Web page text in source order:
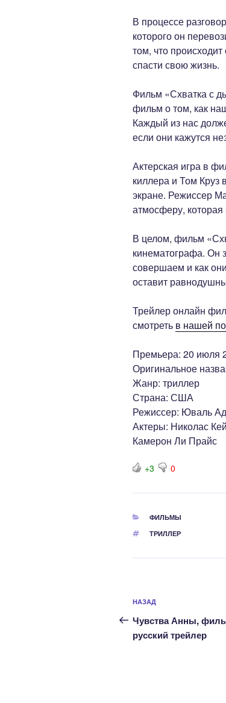
В процессе
которого он
том, что
спасти свою жизнь.
Фильм «Схватка с
фильм о том, как
Каждый из нас
если они кажутся
Актерская игра в
киллера и Том
экране. Режиссер
атмосферу, которая
В целом, фильм
кинематографа. Он
совершаем и как
оставит
Трейлер онлайн
смотреть в нашей
Премьера: 20 июля
Оригинальное
Жанр: триллер
Страна: США
Режиссер: Юваль
Актеры: Николас
Камерон Ли Прайс
+3 0
РУБРИКИ
ФИЛЬМЫ
МЕТКИ
ТРИЛЛЕР
Навигация
по
записям
Предыдущая
запись:
НАЗАД
Чувства Анны,
русский трейлер